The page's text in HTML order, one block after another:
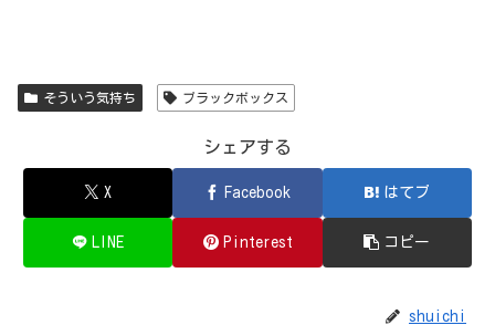
そういう気持ち ブラックボックス
シェアする
X Facebook はてブ
LINE Pinterest コピー
shuichi